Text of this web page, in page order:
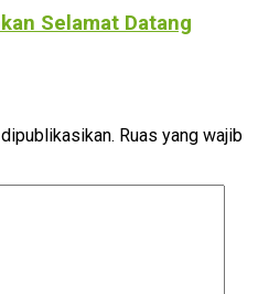
Selamat Datang
Ruas yang wajib